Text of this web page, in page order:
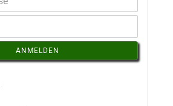
ANMELDEN